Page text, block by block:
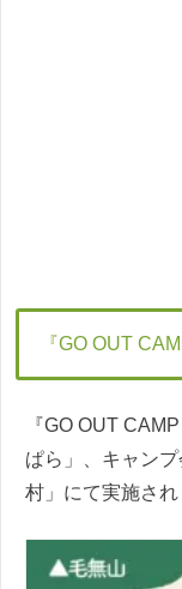
『GO OUT
『GO OUT
ぱら」、キャン
村」にて実施され